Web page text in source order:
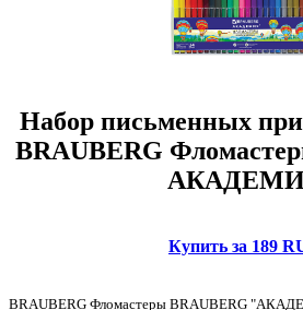
Набор письменных
BRAUBERG
Купить за 189
BRAUBERG Фломастеры BRAUBERG